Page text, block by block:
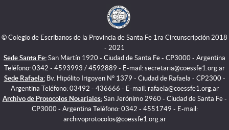
© Colegio de Escribanos de la Provincia de Santa Fe 1ra Circunscripción 2018
- 2021
Sede Santa Fe: San Martín 1920 - Ciudad de Santa Fe - CP3000 - Argentina
Teléfono: 0342 - 4593993 / 4592889 - E-mail: secretaria@coessfe1.org.ar
Sede Rafaela:Bv. Hipólito Irigoyen N° 1379 - Ciudad de Rafaela - CP2300 -
Argentina Teléfono: 03492 - 436666 - E-mail: rafaela@coessfe1.org.ar
Archivo de Protocolos Notariales:San Jerónimo 2960 - Ciudad de Santa Fe -
CP3000 - Argentina Teléfono: 0342 - 4551749 - E-mail:
archivoprotocolos@coessfe1.org.ar